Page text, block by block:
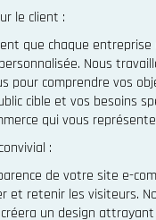
le client :
que chaque
Nous
pour comprendre vos
cible et vos besoins
qui vous
:
de votre site e-
et retenir les visiteurs.
un design